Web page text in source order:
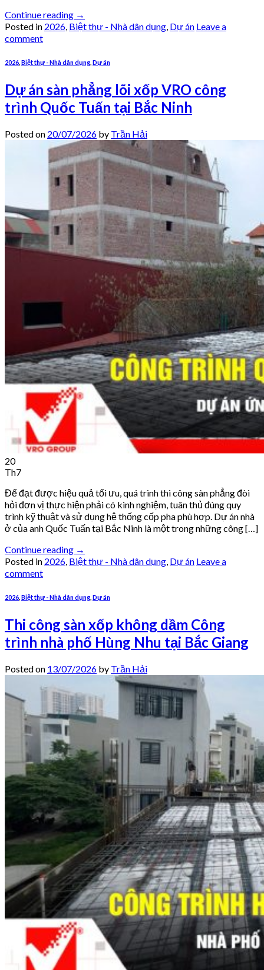
Continue reading →
Posted in 2026, Biệt thự - Nhà dân dụng, Dự án Leave a
comment
2026 Biệt thự - Nhà dân dụng Dự án
Dự án sàn phẳng lõi xốp VRO công
trình Quốc Tuấn tại Bắc Ninh
Posted on 20/07/2026 by Trần Hải
20
Th7
Để đạt được hiệu quả tối ưu, quá trình thi công sàn phẳng đòi
hỏi đơn vị thực hiện phải có kinh nghiệm, tuân thủ đúng quy
trình kỹ thuật và sử dụng hệ thống cốp pha phù hợp. Dự án nhà
ở của anh Quốc Tuấn tại Bắc Ninh là một trong những công […]
Continue reading →
Posted in 2026, Biệt thự - Nhà dân dụng, Dự án Leave a
comment
2026 Biệt thự - Nhà dân dụng Dự án
Thi công sàn xốp không dầm Công
trình nhà phố Hùng Nhu tại Bắc Giang
Posted on 13/07/2026 by Trần Hải